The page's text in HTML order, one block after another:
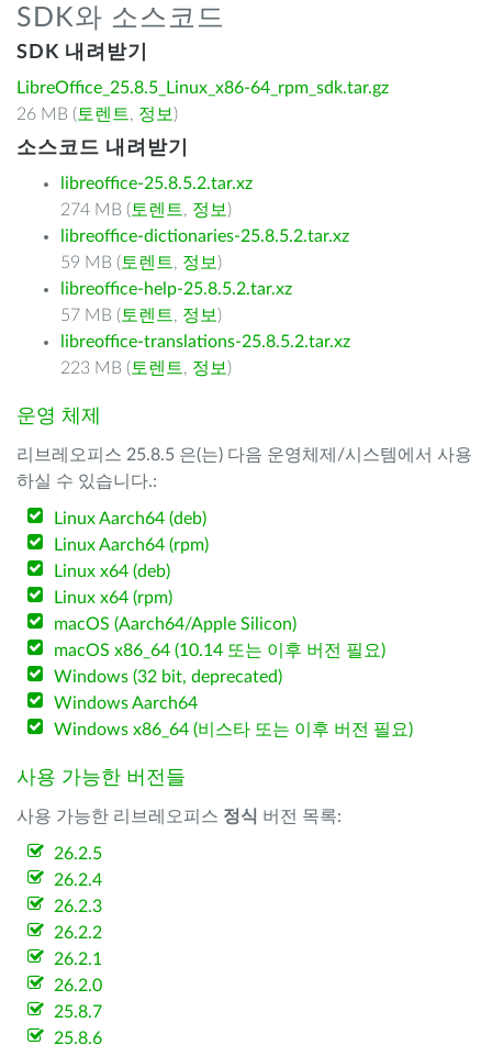
SDK와 소스코드
SDK 내려받기
LibreOffice_25.8.5_Linux_x86-64_rpm_sdk.tar.gz
26 MB ( 토렌트, 정보 )
소스코드 내려받기
libreoffice-25.8.5.2.tar.xz
274 MB ( 토렌트, 정보 )
libreoffice-dictionaries-25.8.5.2.tar.xz
59 MB ( 토렌트, 정보 )
libreoffice-help-25.8.5.2.tar.xz
57 MB ( 토렌트, 정보 )
libreoffice-translations-25.8.5.2.tar.xz
223 MB ( 토렌트, 정보 )
운영 체제
리브레오피스 25.8.5 은(는) 다음 운영체제/시스템에서 사용
하실 수 있습니다.:
Linux Aarch64 (deb)
Linux Aarch64 (rpm)
Linux x64 (deb)
Linux x64 (rpm)
macOS (Aarch64/Apple Silicon)
macOS x86_64 (10.14 또는 이후 버전 필요)
Windows (32 bit, deprecated)
Windows Aarch64
Windows x86_64 (비스타 또는 이후 버전 필요)
사용 가능한 버전들
사용 가능한 리브레오피스 정식 버전 목록:
26.2.5
26.2.4
26.2.3
26.2.2
26.2.1
26.2.0
25.8.7
25.8.6